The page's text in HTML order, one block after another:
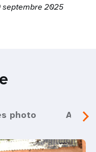
septembre 2025
photo